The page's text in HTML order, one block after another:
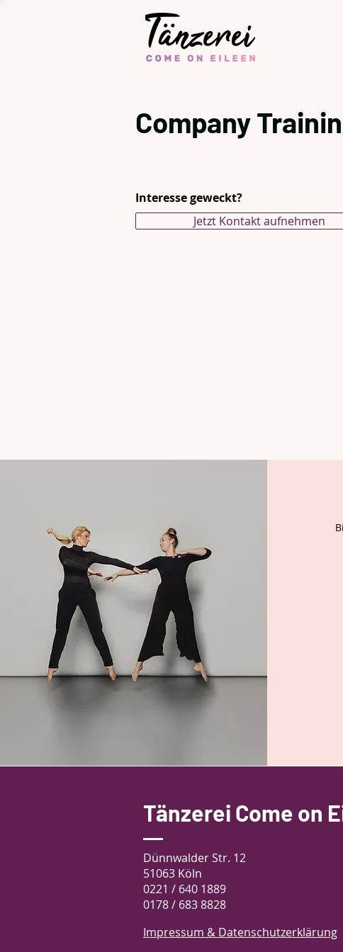
Company
Interesse geweckt?
Jetzt Kontakt aufnehmen
Tänzerei Come on
Dünnwalder Str. 12
51063 Köln
0221 / 640 1889
0178 / 683 8828
Impressum & Datenschutzerklärung